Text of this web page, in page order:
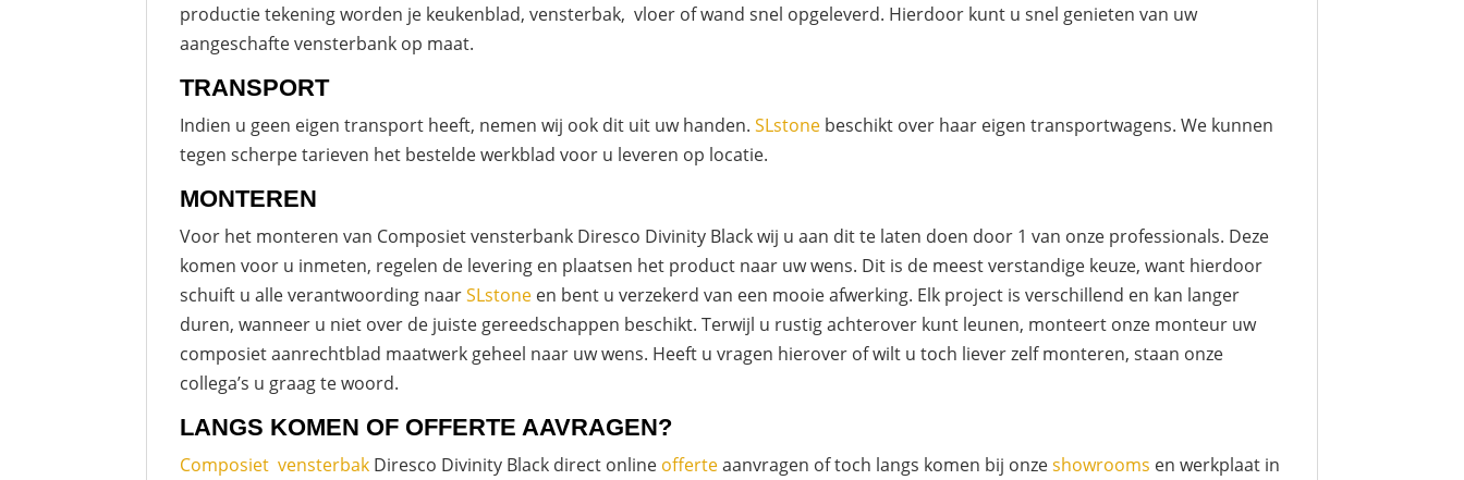
productie tekening worden je keukenblad, vensterbak, vloer of wand snel opgeleverd. Hierdoor kunt u snel genieten van uw
aangeschafte vensterbank op maat.
TRANSPORT
Indien u geen eigen transport heeft, nemen wij ook dit uit uw handen.SLstone beschikt over haar eigen transportwagens. We kunnen
tegen scherpe tarieven het bestelde werkblad voor u leveren op locatie.
MONTEREN
Voor het monteren van Composiet vensterbank Diresco Divinity Black wij u aan dit te laten doen door 1 van onze professionals. Deze
komen voor u inmeten, regelen de levering en plaatsen het product naar uw wens. Dit is de meest verstandige keuze, want hierdoor
schuift u alle verantwoording naarSLstone en bent u verzekerd van een mooie afwerking. Elk project is verschillend en kan langer
duren, wanneer u niet over de juiste gereedschappen beschikt. Terwijl u rustig achterover kunt leunen, monteert onze monteur uw
composiet aanrechtblad maatwerk geheel naar uw wens. Heeft u vragen hierover of wilt u toch liever zelf monteren, staan onze
collega’s u graag te woord.
LANGS KOMEN OF OFFERTE AAVRAGEN?
Composiet vensterbak Diresco Divinity Black direct online offerteaanvragen of toch langs komen bij onzeshowrooms en werkplaat in